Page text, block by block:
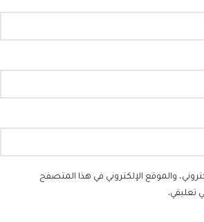
والموقع الإلكتروني في هذا المتصفح
تعليقي.